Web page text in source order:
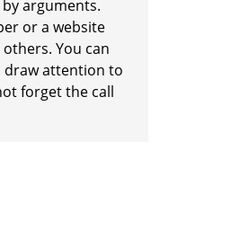
arguments.
or a website
You can
draw attention to
forget the call